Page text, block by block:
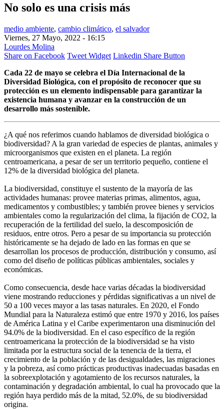
No solo es una crisis más
medio ambiente, cambio climático, el salvador
Viernes, 27 Mayo, 2022 - 16:15
Lourdes Molina
Share on Facebook Tweet Widget Linkedin Share Button
Cada 22 de mayo se celebra el Día Internacional de la
Diversidad Biológica, con el propósito de reconocer que su
protección es un elemento indispensable para garantizar la
existencia humana y avanzar en la construcción de un
desarrollo más sostenible.
¿A qué nos referimos cuando hablamos de diversidad biológica o
biodiversidad? A la gran variedad de especies de plantas, animales y
microorganismos que existen en el planeta. La región
centroamericana, a pesar de ser un territorio pequeño, contiene el
12% de la diversidad biológica del planeta.
La biodiversidad, constituye el sustento de la mayoría de las
actividades humanas: provee materias primas, alimentos, agua,
medicamentos y combustibles; y también provee bienes y servicios
ambientales como la regularización del clima, la fijación de CO2, la
recuperación de la fertilidad del suelo, la descomposición de
residuos, entre otros. Pero a pesar de su importancia su protección
históricamente se ha dejado de lado en las formas en que se
desarrollan los procesos de producción, distribución y consumo, así
como del diseño de políticas públicas ambientales, sociales y
económicas.
Como consecuencia, desde hace varias décadas la biodiversidad
viene mostrando reducciones y pérdidas significativas a un nivel de
50 a 100 veces mayor a las tasas naturales. En 2020, el Fondo
Mundial para la Naturaleza estimó que entre 1970 y 2016, los países
de América Latina y el Caribe experimentaron una disminución del
94.0% de la biodiversidad. En el caso específico de la región
centroamericana la protección de la biodiversidad se ha visto
limitada por la estructura social de la tenencia de la tierra, el
crecimiento de la población y de las desigualdades, las migraciones
y la pobreza, así como prácticas productivas inadecuadas basadas en
la sobreexplotación y agotamiento de los recursos naturales, la
contaminación y degradación ambiental, lo cual ha provocado que la
región haya perdido más de la mitad, 52.0%, de su biodiversidad
origina.